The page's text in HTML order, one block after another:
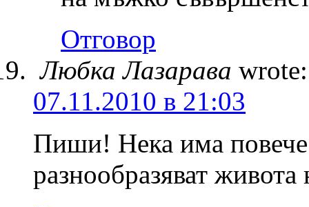
Отговор
Любка Лазарава wrote:
07.11.2010 в 21:03
Пиши! Нека има повече
разнообразяват